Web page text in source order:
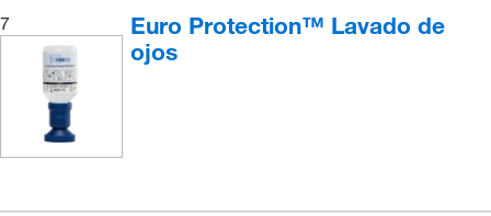
7
Euro Protection™ Lavado de
ojos